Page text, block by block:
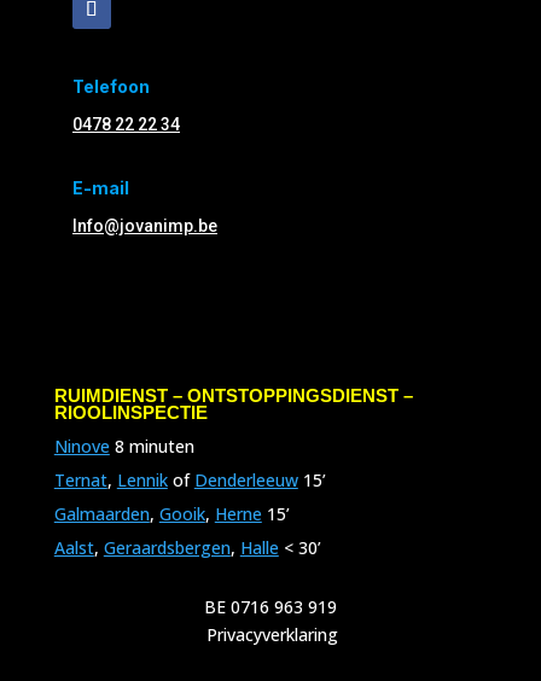
Telefoon
0478 22 22 34
E-mail
Info@jovanimp.be
RUIMDIENST – ONTSTOPPINGSDIENST –
RIOOLINSPECTIE
Ninove8 minuten
Ternat, Lennik of Denderleeuw15’
Galmaarden, Gooik, Herne15’
Aalst, Geraardsbergen, Halle< 30’
BE 0716 963 919
Privacyverklaring